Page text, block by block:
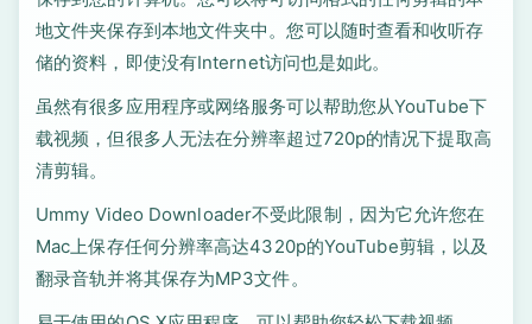
地文件夹保存到本地文件夹中。您可以随时查看和收听存
储的资料，即使没有Internet访问也是如此。
虽然有很多应用程序或网络服务可以帮助您从YouTube下
载视频，但很多人无法在分辨率超过720p的情况下提取高
清剪辑。
Ummy Video Downloader不受此限制，因为它允许您在
Mac上保存任何分辨率高达4320p的YouTube剪辑，以及
翻录音轨并将其保存为MP3文件。